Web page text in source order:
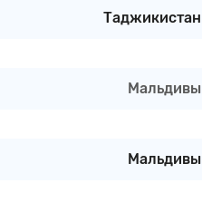
Таджикистан
Мальдивы
Мальдивы